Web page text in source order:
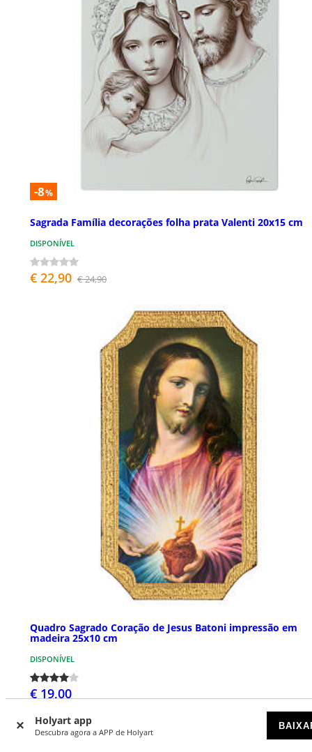
Holyart app
Descubra agora a APP de Holyart
-8%
Sagrada Família decorações folha prata Valenti 20x15 cm
DISPONÍVEL
€ 22,90 € 24,90
Quadro Sagrado Coração de Jesus Batoni impressão em
madeira 25x10 cm
DISPONÍVEL
€ 19,00